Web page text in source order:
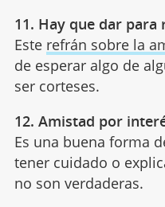
11. Hay que dar para
Este refrán sobre la
de esperar algo de
ser corteses.
12. Amistad por
Es una buena forma
tener cuidado o
no son verdaderas.